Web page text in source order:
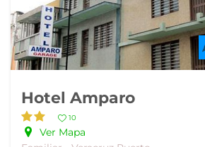
Hotel Amparo
10
Ver Mapa